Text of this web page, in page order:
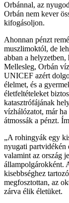
Orbánnal, az
Orbán nem kever
kifogásoljon.
Ahonnan pénzt
muszlimoktól, de
abban a
Mellesleg, Orbán
UNICEF azért
élelmet, és a
életfeltételeket
katasztrófájának
vízhálózatot, már ha
átmossák a pénzt.
„A rohingyák egy
nyugati partvidékén
valamint az ország
állampolgárokként.
kisebbséghez
megfosztottan, az
zárva élik életüket.